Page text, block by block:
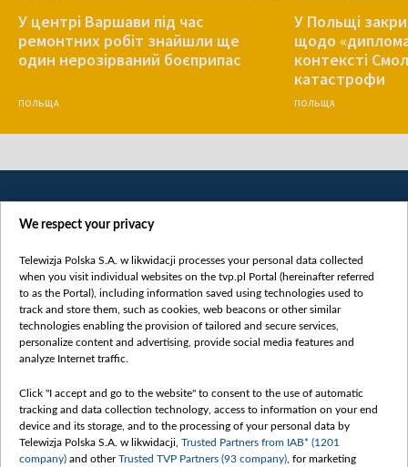
У центрі Варшави під час
ремонтних робіт знайшли ще
один нерозірваний боєприпас
ПОЛЬЩА
У Польщі
щодо
контексті
катастрофи
ПОЛЬЩА
Категорії
Новини
Докладно
Погляд
Цікаво
Slawa.tv
We respect your privacy
Telewizja Polska S.A. w likwidacji processes your personal data collected
when you visit individual websites on the tvp.pl Portal (hereinafter referred
to as the Portal), including information saved using technologies used to
track and store them, such as cookies, web beacons or other similar
technologies enabling the provision of tailored and secure services,
personalize content and advertising, provide social media features and
analyze Internet traffic.
Click "I accept and go to the website" to consent to the use of automatic
tracking and data collection technology, access to information on your end
device and its storage, and to the processing of your personal data by
Telewizja Polska S.A. w likwidacji, Trusted Partners from IAB* (1201
company) and otherTrusted TVP Partners (93 company) , for marketing